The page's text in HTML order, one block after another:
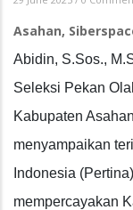
Asahan,
Abidin, S.Sos.,
Seleksi Pekan
Kabupaten
menyampaikan
Indonesia
mempercayakan